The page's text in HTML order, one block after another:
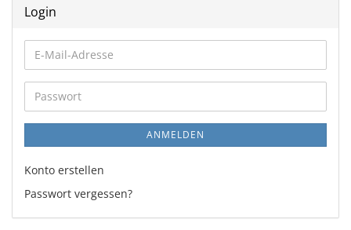
Login
E-
Mail-
Adresse
Passwort
ANMELDEN
Konto erstellen
Passwort vergessen?